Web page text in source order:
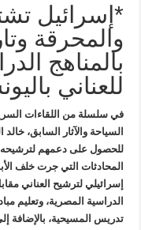
*إسرائيل
والمحرقة
بالمناهج
للعناني
في سلسلة من اللقاءات
السياحة والآثار السابق،
للحصول على دعمهم
المحادثات التي جرت خلف
إسرائيلي لترشيح العناني
الدراسية المصرية، وتعليم
تدريس المسيحية، بالإضافة